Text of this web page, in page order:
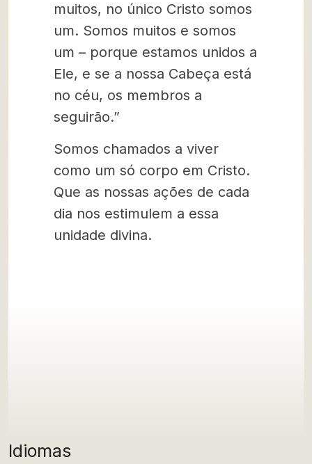
Idiomas
muitos, no único Cristo somos
um. Somos muitos e somos
um – porque estamos unidos a
Ele, e se a nossa Cabeça está
no céu, os membros a
seguirão.”
Somos chamados a viver
como um só corpo em Cristo.
Que as nossas ações de cada
dia nos estimulem a essa
unidade divina.